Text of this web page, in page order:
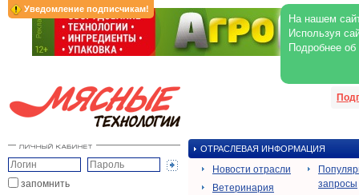
Уведомление подписчикам!
На нашем
Используя
Подробнее
запомнить
ОТРАСЛЕВАЯ ИНФОРМАЦИЯ
Новости отрасли
Ветеринария
запросы